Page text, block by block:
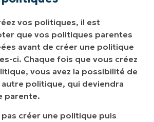
vos politiques, il est
que vos politiques parentes
avant de créer une politique
ci. Chaque fois que vous créez
vous avez la possibilité de
politique, qui deviendra
parente.
créer une politique puis